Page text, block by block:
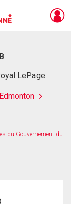
LePage
Edmonton
du Gouvernement du